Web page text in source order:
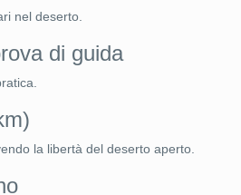
nel deserto.
di guida
la libertà del deserto aperto.